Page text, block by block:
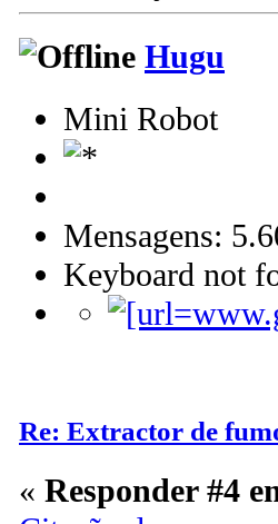
Hugu
Mini Robot
Mensagens:
Keyboard not
Re: Extractor de
« Responder #4